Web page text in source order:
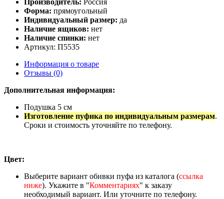
Форма: прямоугольный
Индивидуальный размер: да
Наличие ящиков: нет
Наличие спинки: нет
Артикул: П5535
Информация о товаре
Отзывы (0)
Дополнительная информация:
Подушка 5 см
Изготовление пуфика по индивидуальным размерам.
Сроки и стоимость уточняйте по телефону.
Цвет:
Выберите вариант обивки пуфа из каталога (ссылка
ниже). Укажите в "Комментариях" к заказу
необходимый вариант. Или уточните по телефону.